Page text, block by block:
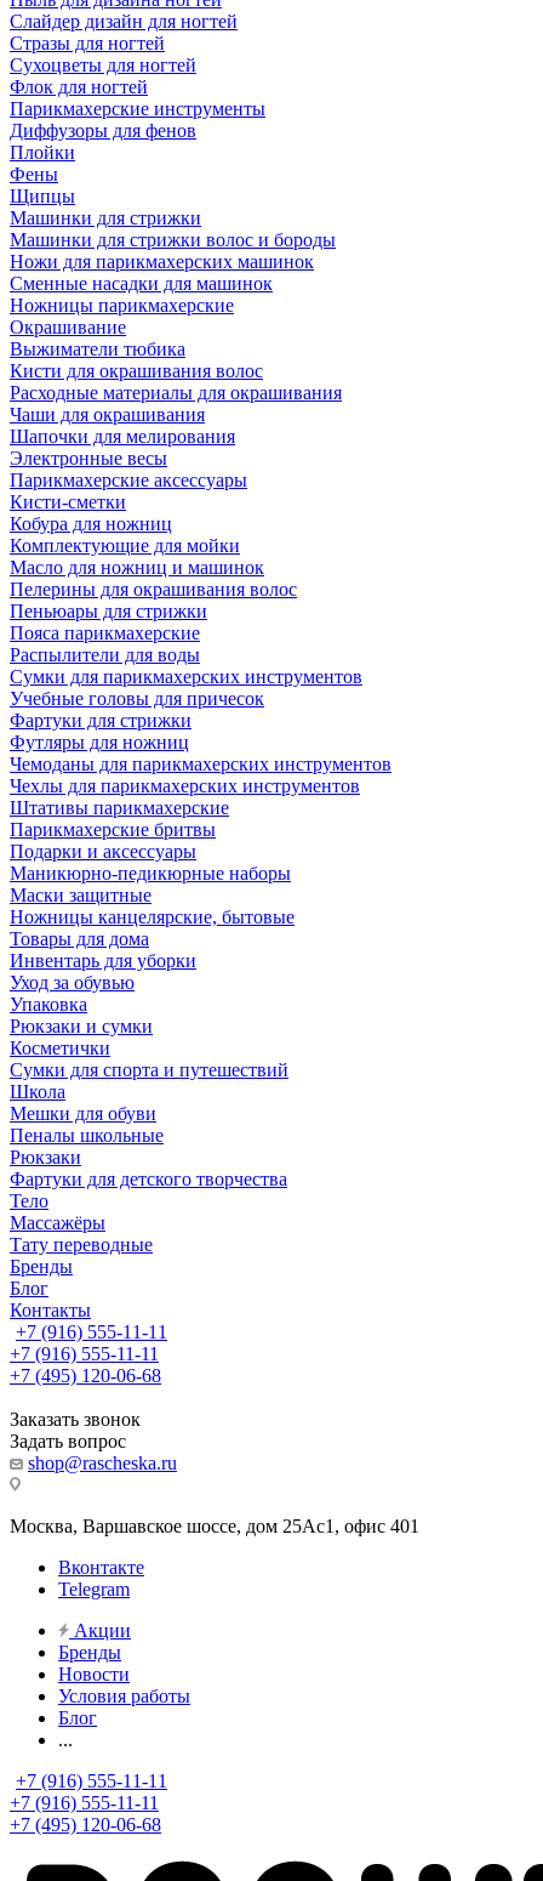
Слайдер дизайн для ногтей
Стразы для ногтей
Сухоцветы для ногтей
Флок для ногтей
Парикмахерские инструменты
Диффузоры для фенов
Плойки
Фены
Щипцы
Машинки для стрижки
Машинки для стрижки волос и бороды
Ножи для парикмахерских машинок
Сменные насадки для машинок
Ножницы парикмахерские
Окрашивание
Выжиматели тюбика
Кисти для окрашивания волос
Расходные материалы для окрашивания
Чаши для окрашивания
Шапочки для мелирования
Электронные весы
Парикмахерские аксессуары
Кисти-сметки
Кобура для ножниц
Комплектующие для мойки
Масло для ножниц и машинок
Пелерины для окрашивания волос
Пеньюары для стрижки
Пояса парикмахерские
Распылители для воды
Сумки для парикмахерских инструментов
Учебные головы для причесок
Фартуки для стрижки
Футляры для ножниц
Чемоданы для парикмахерских инструментов
Чехлы для парикмахерских инструментов
Штативы парикмахерские
Парикмахерские бритвы
Подарки и аксессуары
Маникюрно-педикюрные наборы
Маски защитные
Ножницы канцелярские, бытовые
Товары для дома
Инвентарь для уборки
Уход за обувью
Упаковка
Рюкзаки и сумки
Косметички
Сумки для спорта и путешествий
Школа
Мешки для обуви
Пеналы школьные
Рюкзаки
Фартуки для детского творчества
Тело
Массажёры
Тату переводные
Бренды
Блог
Контакты
+7 (916) 555-11-11
+7 (916) 555-11-11
+7 (495) 120-06-68
Заказать звонок
Задать вопрос
shop@rascheska.ru
Москва, Варшавское шоссе, дом 25Аc1, офис 401
Вконтакте
Telegram
Акции
Бренды
Новости
Условия работы
Блог
...
+7 (916) 555-11-11
+7 (916) 555-11-11
+7 (495) 120-06-68